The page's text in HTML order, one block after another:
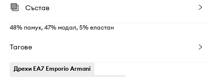
Състав
48% памук, 47% модал, 5% еластан
Тагове
Дрехи EA7 Emporio Armani